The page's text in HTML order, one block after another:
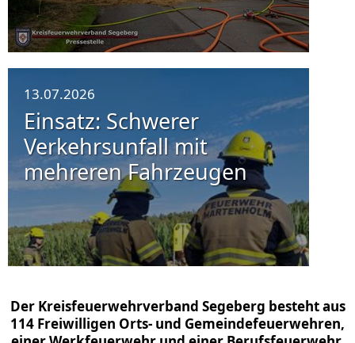
13.07.2026
Einsatz: Schwerer
Verkehrsunfall mit
mehreren Fahrzeugen
Der Kreisfeuerwehrverband Segeberg besteht aus
114 Freiwilligen Orts- und Gemeindefeuerwehren,